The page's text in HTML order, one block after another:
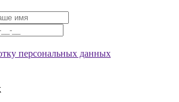
персональных данных